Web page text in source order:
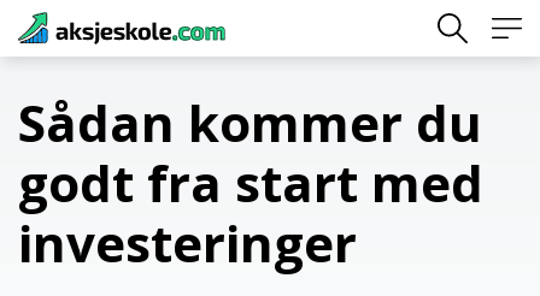
Skip
to
Sådan kommer du
godt fra start med
investeringer